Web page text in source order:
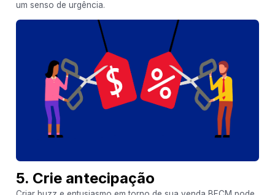
um senso de urgência.
5. Crie antecipação